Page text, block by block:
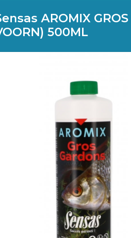
AROMIX
500ML